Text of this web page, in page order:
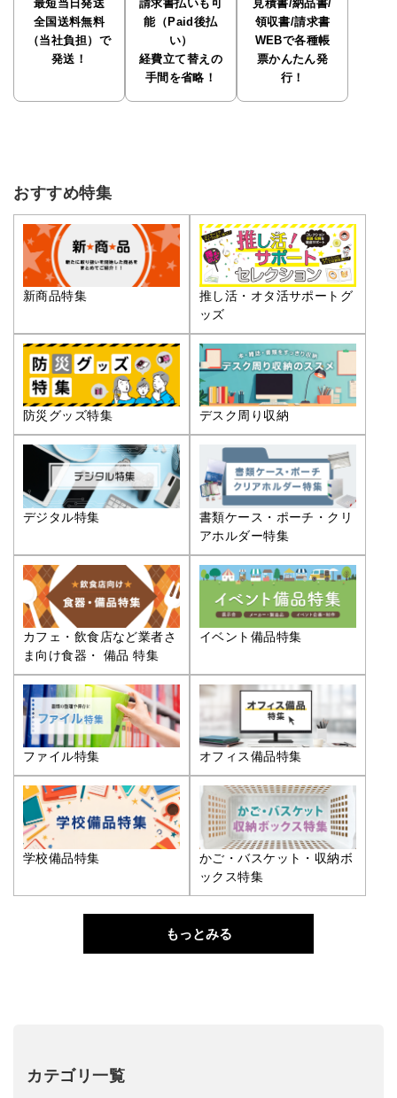
最短当日発送
全国送料無料
（当社負担）で
発送！
請求書払いも可
能（Paid後払
い）
経費立て替えの
手間を省略！
見積書/納品書/
領収書/請求書
WEBで各種帳
票かんたん発
行！
おすすめ特集
新商品特集
推し活・オタ活サポートグ
ッズ
防災グッズ特集 デスク周り収納
デジタル特集
書類ケース・ポーチ・クリ
アホルダー特集
カフェ・飲食店など業者さ
ま向け食器・ 備品 特集
イベント備品特集
ファイル特集 オフィス備品特集
学校備品特集
かご・バスケット・収納ボ
ックス特集
もっとみる
カテゴリ一覧